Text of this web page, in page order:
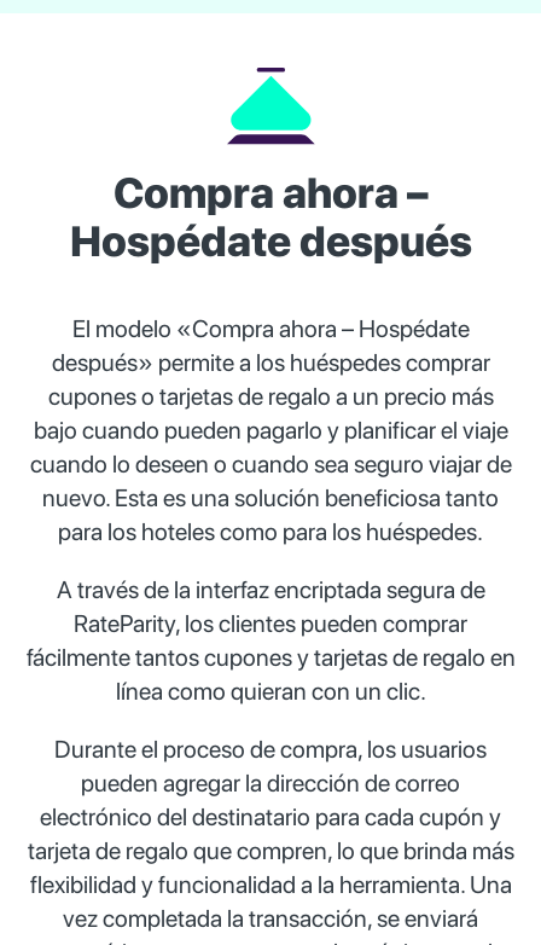
Compra ahora –
Hospédate después
El modelo «Compra ahora – Hospédate
después» permite a los huéspedes comprar
cupones o tarjetas de regalo a un precio más
bajo cuando pueden pagarlo y planificar el viaje
cuando lo deseen o cuando sea seguro viajar de
nuevo. Esta es una solución beneficiosa tanto
para los hoteles como para los huéspedes.
A través de la interfaz encriptada segura de
RateParity, los clientes pueden comprar
fácilmente tantos cupones y tarjetas de regalo en
línea como quieran con un clic.
Durante el proceso de compra, los usuarios
pueden agregar la dirección de correo
electrónico del destinatario para cada cupón y
tarjeta de regalo que compren, lo que brinda más
flexibilidad y funcionalidad a la herramienta. Una
vez completada la transacción, se enviará